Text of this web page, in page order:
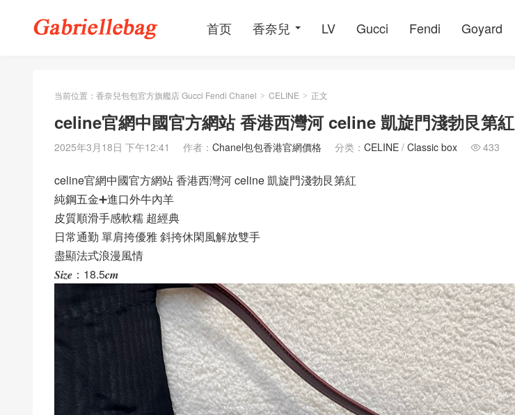
首页 香奈兒 LV Gucci Fendi Goyard
当前位置： 香奈兒包包官方旗艦店 Gucci Fendi Chanel > CELINE > 正文
celine官網中國官方網站 香港西灣河 celine 凱旋門淺勃艮第紅
2025年3月18日 下午12:41 作者： Chanel包包香港官網價格 分类： CELINE / Classic box  433
celine官網中國官方網站 香港西灣河 celine 凱旋門淺勃艮第紅
純鋼五金➕進口外牛內羊
皮質順滑手感軟糯 超經典
日常通勤 單肩挎優雅 斜挎休閑風解放雙手
盡顯法式浪漫風情
𝑺𝒊𝒛𝒆：18.5𝒄𝒎